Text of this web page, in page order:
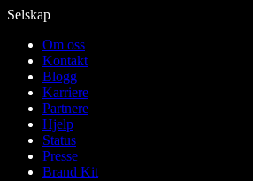
Selskap
Om oss
Kontakt
Blogg
Karriere
Partnere
Hjelp
Status
Presse
Brand Kit